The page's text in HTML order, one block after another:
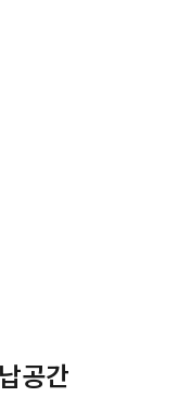
공간